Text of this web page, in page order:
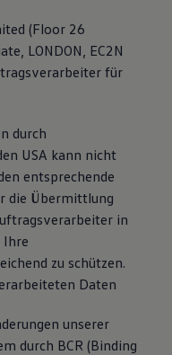
(Floor 26
LONDON, EC2N
für
durch
USA kann nicht
entsprechende
die Übermittlung
in
Ihre
zu schützen.
Daten
unserer
durch BCR (Binding